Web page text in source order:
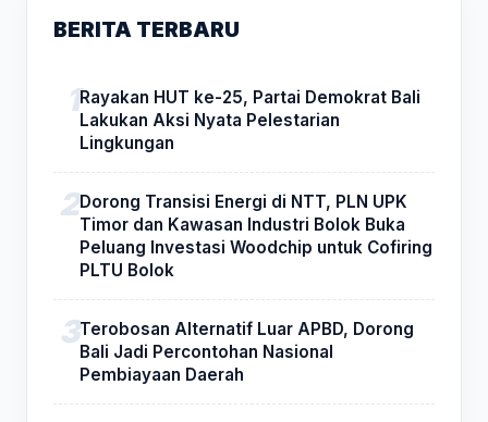
BERITA TERBARU
Rayakan HUT ke-25, Partai Demokrat Bali
Lakukan Aksi Nyata Pelestarian
Lingkungan
Dorong Transisi Energi di NTT, PLN UPK
Timor dan Kawasan Industri Bolok Buka
Peluang Investasi Woodchip untuk Cofiring
PLTU Bolok
Terobosan Alternatif Luar APBD, Dorong
Bali Jadi Percontohan Nasional
Pembiayaan Daerah